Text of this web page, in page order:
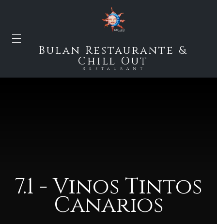
Bulan Restaurante &
Chill Out
Restaurant
7.1 - Vinos Tintos
Canarios